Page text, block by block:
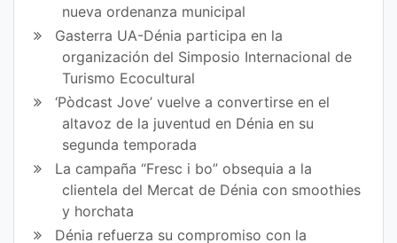
nueva ordenanza municipal
Gasterra UA-Dénia participa en la
organización del Simposio Internacional de
Turismo Ecocultural
‘Pòdcast Jove’ vuelve a convertirse en el
altavoz de la juventud en Dénia en su
segunda temporada
La campaña “Fresc i bo” obsequia a la
clientela del Mercat de Dénia con smoothies
y horchata
Dénia refuerza su compromiso con la